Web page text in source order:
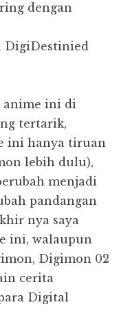
dengan
DigiDestinied
anime ini di
tertarik,
ini hanya tiruan
lebih dulu),
menjadi
pandangan
nya saya
ini, walaupun
Digimon 02
cerita
Digital